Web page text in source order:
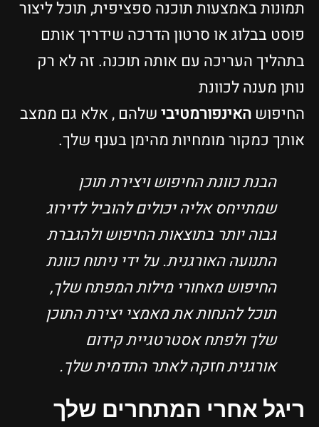
תמונות באמצעות תוכנה ספציפית, תוכל ליצור
פוסט בבלוג או סרטון הדרכה שידריך אותם
בתהליך העריכה עם אותה תוכנה. זה לא רק
נותן מענה לכוונת
החיפוש האינפורמטיבישלהם , אלא גם ממצב
אותך כמקור מומחיות מהימן בענף שלך.
הבנת כוונת החיפוש ויצירת תוכן
שמתייחס אליה יכולים להוביל לדירוג
גבוה יותר בתוצאות החיפוש ולהגברת
התנועה האורגנית. על ידי ניתוח כוונת
החיפוש מאחורי מילות המפתח שלך,
תוכל להנחות את מאמצי יצירת התוכן
שלך ולפתח אסטרטגיית קידום
אורגנית חזקה לאתר התדמית שלך.
ריגל אחרי המתחרים שלך